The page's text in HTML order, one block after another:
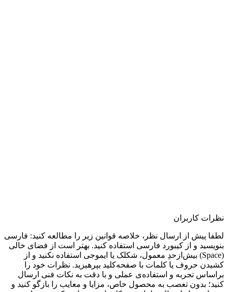
نظرات کاربران
لطفا پیش از ارسال نظر، خلاصه قوانین زیر را مطالعه کنید: فارسی
بنویسید و از کیبورد فارسی استفاده کنید. بهتر است از فضای خالی
(Space) بیش‌از‌حدِ معمول، شکلک یا ایموجی استفاده نکنید و از
کشیدن حروف یا کلمات با صفحه‌کلید بپرهیزید. نظرات خود را
براساس تجربه و استفاده‌ی عملی و با دقت به نکات فنی ارسال
کنید؛ بدون تعصب به محصول خاص، مزایا و معایب را بازگو کنید و